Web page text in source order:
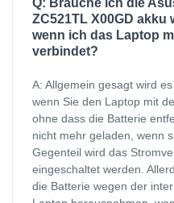
ZC521TL X00GD akku
wenn ich das Laptop
verbindet?
A: Allgemein gesagt wird
wenn Sie den Laptop mit
ohne dass die Batterie
nicht mehr geladen, wenn
Gegenteil wird das
eingeschaltet werden.
die Batterie wegen der